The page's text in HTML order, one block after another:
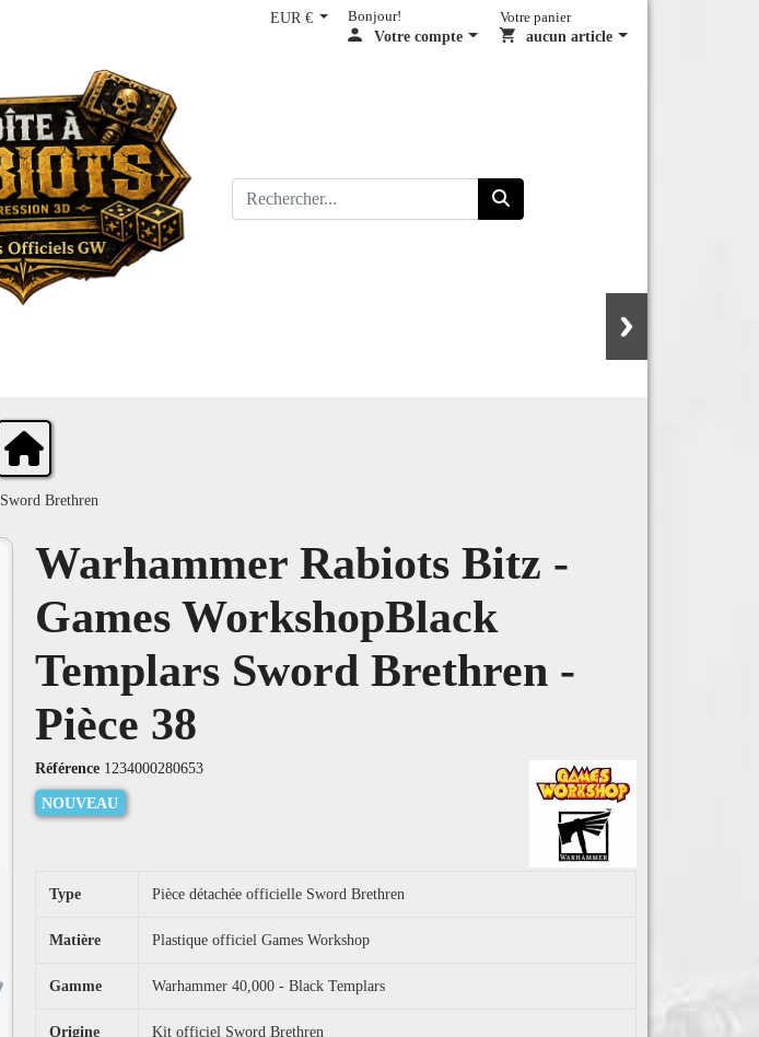
EUR € Bonjour!
Votre compte
Votre panier
aucun article
Sword Brethren
Warhammer Rabiots Bitz -
Games WorkshopBlack
Templars Sword Brethren -
Pièce 38
Référence 1234000280653
NOUVEAU
Type Pièce détachée officielle Sword Brethren
Matière Plastique officiel Games Workshop
Gamme Warhammer 40,000 - Black Templars
Origine Kit officiel Sword Brethren